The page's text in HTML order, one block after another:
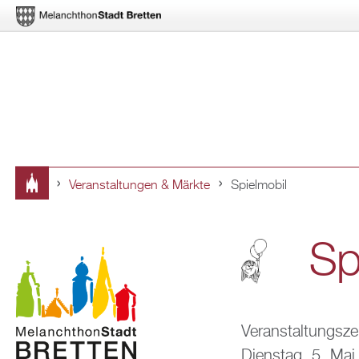
hier
Ver­an­stal­tun­gen & Märk­te Spiel­mo­bil
Diens­tag, 5.